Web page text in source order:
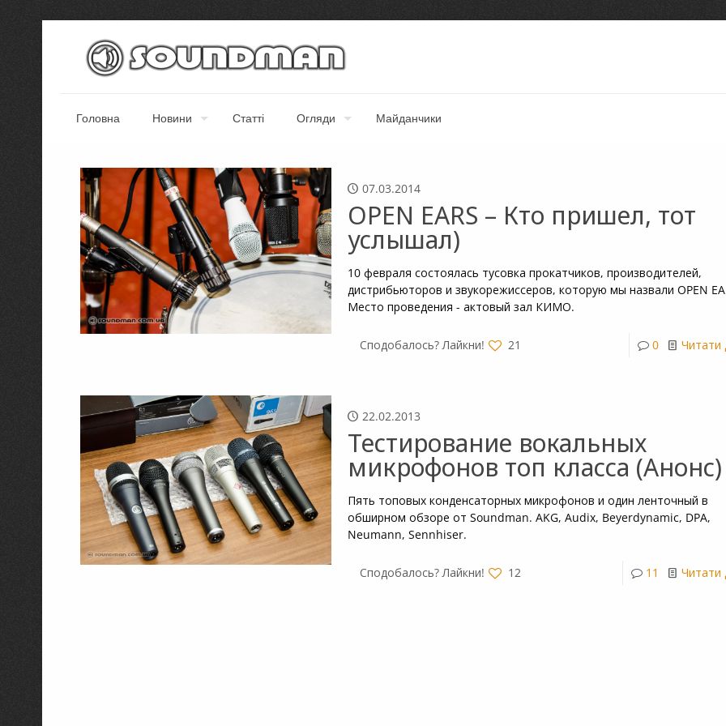
Головна Новини Статті Огляди Майданчики
07.03.2014
OPEN EARS – Кто пришел, тот
услышал)
10 февраля состоялась тусовка прокатчиков, производителей,
дистрибьюторов и звукорежиссеров, которую мы назвали OPEN
Место проведения - актовый зал КИМО.
Сподобалось? Лайкни! 21 0 Читати
22.02.2013
Тестирование вокальных
микрофонов топ класса (Анонс)
Пять топовых конденсаторных микрофонов и один ленточный в
обширном обзоре от Soundman. AKG, Audix, Beyerdynamic, DPA,
Neumann, Sennhiser.
Сподобалось? Лайкни! 12 11 Читати